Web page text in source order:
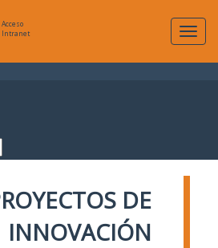
Acceso
Intranet
DE
INNOVACIÓN